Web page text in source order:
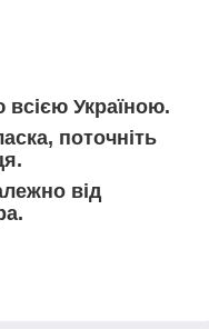
Україною.
поточніть
від